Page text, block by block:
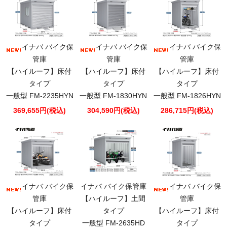
イナバ バイク保
管庫
【ハイルーフ】床付
タイプ
一般型 FM-2235HYN
369,655円(税込)
イナバ バイク保
管庫
【ハイルーフ】床付
タイプ
一般型 FM-1830HYN
304,590円(税込)
イナバ バイク保
管庫
【ハイルーフ】床付
タイプ
一般型 FM-1826HYN
286,715円(税込)
イナバ バイク保
管庫
【ハイルーフ】床付
タイプ
イナバ バイク保管庫
【ハイルーフ】土間
タイプ
一般型 FM-2635HD
イナバ バイク保
管庫
【ハイルーフ】床付
タイプ